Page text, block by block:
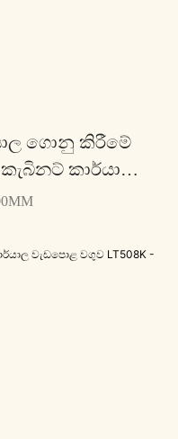
ගොනු කිරීමේ
කාර්යාල
Yousen